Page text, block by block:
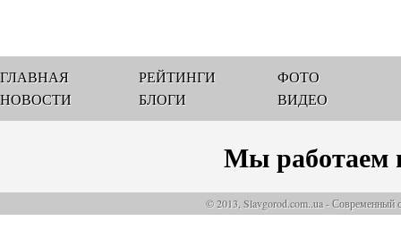
ГЛАВНАЯ
НОВОСТИ
РЕЙТИНГИ
БЛОГИ
ФОТО
ВИДЕО
Мы работаем
© 2013, Slavgorod.com..ua - Современный